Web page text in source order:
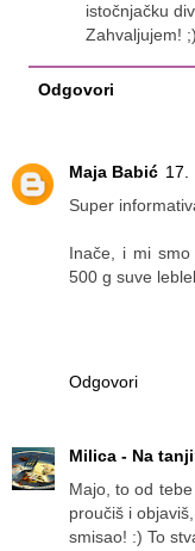
istočnjačku
Zahvaljujem! ;)
Odgovori
Maja Babić 17.
Super
Inače, i mi
500 g suve
Odgovori
Milica - Na
Majo, to od
proučiš i
smisao! :) To